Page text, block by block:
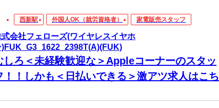
西新駅 外国人OK（就労資格者） 家電販売スタッフ
式会社フェローズ(ワイヤレスイヤホ
)FUK_G3_1622_2398T(A)(FUK)
しろ＜未経験歓迎な＞Appleコーナーのスタッ
！！しかも＜日払いできる＞激アツ求人はこち